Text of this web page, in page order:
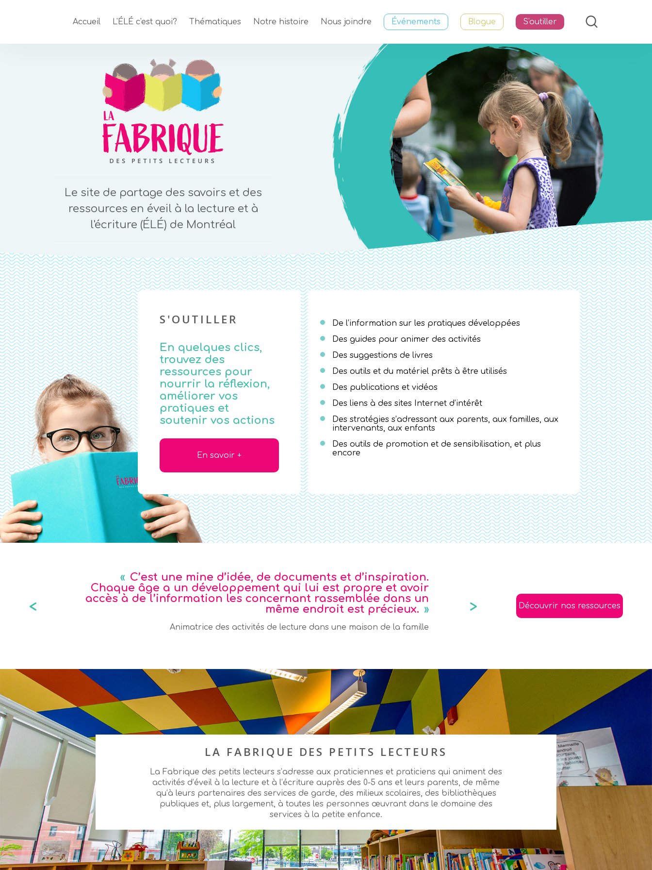
Accueil L'ÉLÉ c'est quoi? Thématiques Notre histoire Nous joindre Événements Blogue S'outiller
Le site de partage des savoirs et des
ressources en éveil à la lecture et à
l'écriture (ÉLÉ) de Montréal
S'OUTILLER
En quelques clics,
trouvez des
ressources pour
nourrir la réflexion,
améliorer vos
pratiques et
soutenir vos actions
En savoir +
De l’information sur les pratiques développées
Des guides pour animer des activités
Des suggestions de livres
Des outils et du matériel prêts à être utilisés
Des publications et vidéos
Des liens à des sites Internet d’intérêt
Des stratégies s’adressant aux parents, aux familles, aux
intervenants, aux enfants
Des outils de promotion et de sensibilisation, et plus
encore
< >
C’est une mine d’idée, de documents et d’inspiration.
Chaque âge a un développement qui lui est propre et avoir
accès à de l’information les concernant rassemblée dans un
même endroit est précieux.
Animatrice des activités de lecture dans une maison de la famille
Découvrir nos ressources
Bibliothèque Marc-Favreau
LA FABRIQUE DES PETITS LECTEURS
La Fabrique des petits lecteurs s’adresse aux praticiennes et praticiens qui animent des
activités d’éveil à la lecture et à l’écriture auprès des 0-5 ans et leurs parents, de même
qu’à leurs partenaires des services de garde, des milieux scolaires, des bibliothèques
publiques et, plus largement, à toutes les personnes œuvrant dans le domaine des
services à la petite enfance.